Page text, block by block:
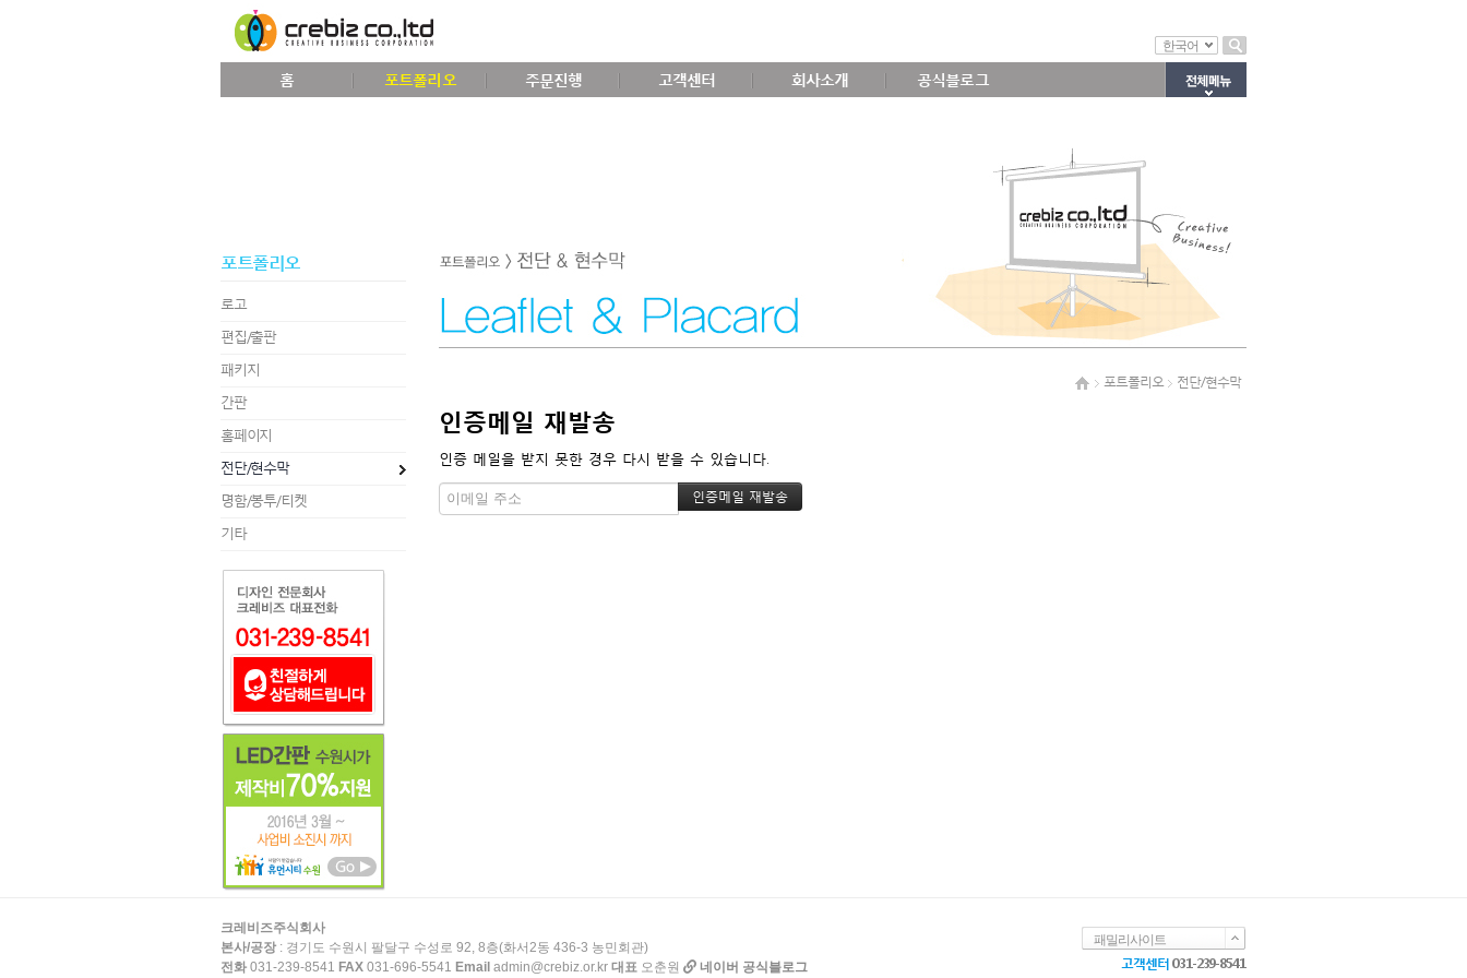
한국어
홈 포트폴리오 주문진행 고객센터 회사소개 공식블로그
포트폴리오
로고
편집/출판
패키지
간판
홈페이지
전단/현수막
명함/봉투/티켓
기타
포트폴리오 전단/현수막
인증메일 재발송
인증 메일을 받지 못한 경우 다시 받을 수 있습니다.
크레비즈주식회사
본사/공장 : 경기도 수원시 팔달구 수성로 92, 8층(화서2동 436-3 농민회관)
전화 031-239-8541 FAX 031-696-5541 Email admin@crebiz.or.kr 대표 오춘원 네이버 공식블로그
패밀리사이트
고객센터 031-239-8541